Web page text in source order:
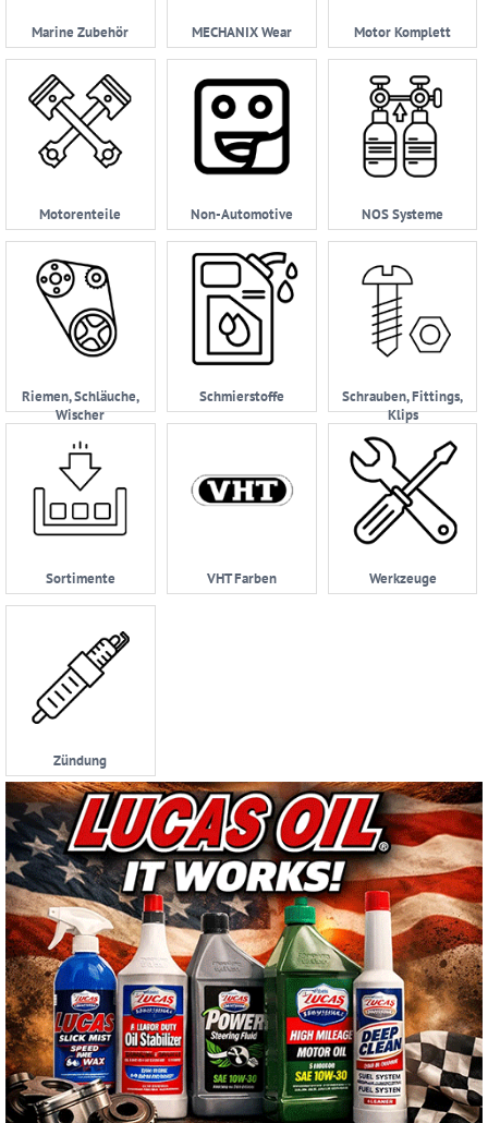
Marine Zubehör MECHANIX Wear Motor Komplett
Motorenteile Non-Automotive NOS Systeme
Riemen, Schläuche,
Wischer
Schmierstoffe
Schrauben, Fittings,
Klips
Sortimente VHT Farben Werkzeuge
Zündung